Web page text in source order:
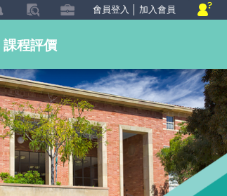
會員登入 加入會員
課程評價